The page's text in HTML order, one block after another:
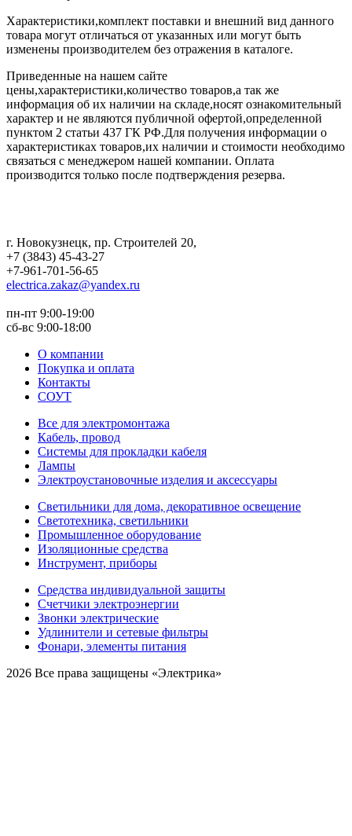
Характеристики,комплект поставки и внешний вид данного
товара могут отличаться от указанных или могут быть
изменены производителем без отражения в каталоге.
Приведенные на нашем сайте
цены,характеристики,количество товаров,а так же
информация об их наличии на складе,носят ознакомительный
характер и не являются публичной офертой,определенной
пунктом 2 статьи 437 ГК РФ.Для получения информации о
характеристиках товаров,их наличии и стоимости необходимо
связаться с менеджером нашей компании. Оплата
производится только после подтверждения резерва.
г. Новокузнецк, пр. Строителей 20,
+7 (3843) 45-43-27
+7-961-701-56-65
electrica.zakaz@yandex.ru
пн-пт 9:00-19:00
сб-вс 9:00-18:00
О компании
Покупка и оплата
Контакты
СОУТ
Все для электромонтажа
Кабель, провод
Системы для прокладки кабеля
Лампы
Электроустановочные изделия и аксессуары
Светильники для дома, декоративное освещение
Светотехника, светильники
Промышленное оборудование
Изоляционные средства
Инструмент, приборы
Средства индивидуальной защиты
Счетчики электроэнергии
Звонки электрические
Удлинители и сетевые фильтры
Фонари, элементы питания
2026 Все права защищены «Электрика»